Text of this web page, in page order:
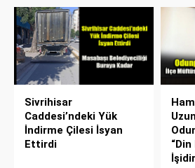
Sivrihisar
Caddesi’ndeki Yük
İndirme Çilesi İsyan
Ettirdi